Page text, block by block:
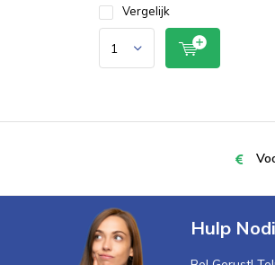
Vergelijk
Hulp